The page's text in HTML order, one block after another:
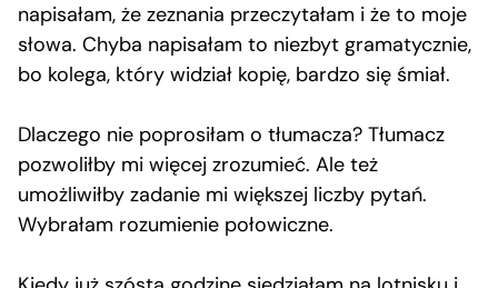
napisałam, że zeznania przeczytałam i że to moje
słowa. Chyba napisałam to niezbyt gramatycznie,
bo kolega, który widział kopię, bardzo się śmiał.
Dlaczego nie poprosiłam o tłumacza? Tłumacz
pozwoliłby mi więcej zrozumieć. Ale też
umożliwiłby zadanie mi większej liczby pytań.
Wybrałam rozumienie połowiczne.